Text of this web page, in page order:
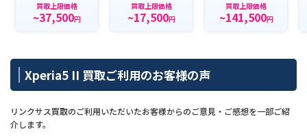
買取上限価格
~37,500円
買取上限価格
~17,500円
買取上限価格
~141,500円
Xperia5 II 買取ご利用のお客様の声
リンクサス買取のご利用いただいたお客様からのご意見・ご感想を一部ご紹
介します。